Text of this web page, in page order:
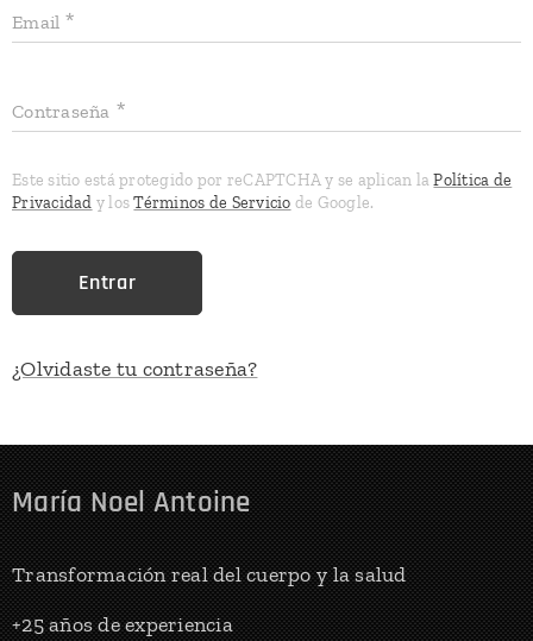
Email
Contraseña
Este sitio está protegido por reCAPTCHA y se aplican laPolítica de
Privacidad y losTérminos de Servicio de Google.
Entrar
¿Olvidaste tu contraseña?
María Noel Antoine
Transformación real del cuerpo y la salud
+25 años de experiencia